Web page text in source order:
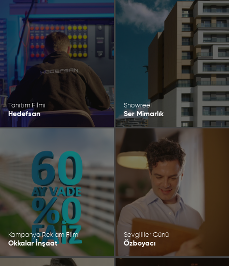
Tanıtım Filmi
Hedefsan
Showreel
Ser Mimarlık
Kampanya Reklam Filmi
Okkalar İnşaat
Sevgililer Günü
Özboyacı